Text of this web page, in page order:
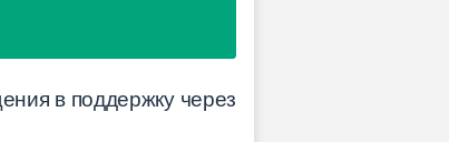
в поддержку через